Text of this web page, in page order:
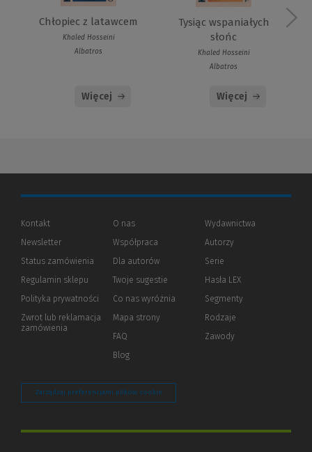
Chłopiec z latawcem
Khaled Hosseini
Albatros
Więcej
Tysiąc wspaniałych
słońc
Khaled Hosseini
Albatros
Więcej
Kontakt
Newsletter
Status zamówienia
Regulamin sklepu
Polityka prywatności (Nowe
(Link
innej
Zwrot lub reklamacja
zamówienia
O nas
Współpraca
Dla autorów(Nowe
(Link
innej
Twoje sugestie
Co nas wyróżnia
Mapa strony
FAQ
Blog
Wydawnictwa
Autorzy
Serie
Hasła LEX
Segmenty
Rodzaje
Zawody
Zarządzaj preferencjami plików cookie